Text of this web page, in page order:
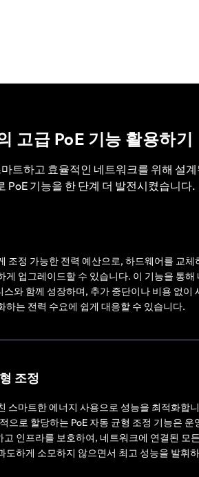
고급 PoE 기능 활용하기
마트하고 효율적인 네트워크를 위해 설
PoE 기능을 한 단계 더 발전시켰습니다.
조정 가능한 전력 예산으로, 하드웨어를 교체
게 업그레이드할 수 있습니다. 이 기능을 통해
스와 함께 성장하며, 추가 중단이나 비용 없이
하는 전력 수요에 쉽게 대응할 수 있습니다.
조정
스마트한 에너지 사용으로 성능을 최적화합니
으로 할당하는 PoE 자동 균형 조정 기능은 운
고 인프라를 보호하여, 네트워크에 연결된 모
도하게 소모하지 않으면서 최고 성능을 발휘